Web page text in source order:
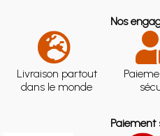
Nos
Livraison partout
dans le monde
Paiement